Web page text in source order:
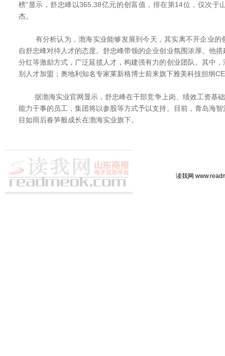
榜”显示，舒忠峰以365.38亿元的创富值，排在第14位，仅次于
杰。
有分析认为，渤海实业能够发展到今天，其实离不开企业的
自舒忠峰对待人才的态度。舒忠峰带领的企业创业氛围浓厚。他
分红等激励方式，广泛延揽人才，构建强有力的创业团队。其中
别人才加盟；奥地利知名专家莱新格博士前来旗下雅美科技担纲
据渤海实业官网显示，舒忠峰在干部竞争上岗、绩效工资基础
能力干事的员工，集团将以参股等方式予以支持。目前，青岛海
目如雨后春笋般成长在渤海实业旗下。
读我网